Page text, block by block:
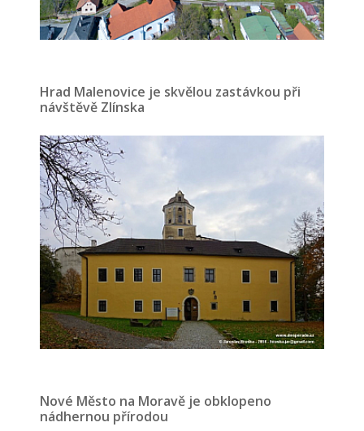
Hrad Malenovice je skvělou zastávkou při
návštěvě Zlínska
Nové Město na Moravě je obklopeno
nádhernou přírodou